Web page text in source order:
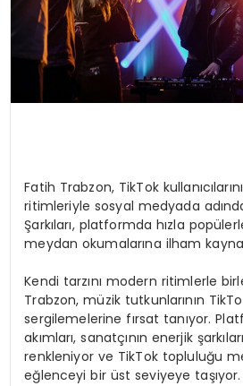
Fatih Trabzon, TikTok
ritimleriyle sosyal medyada
Şarkıları, platformda hızla
meydan okumalarına ilham
Kendi tarzını modern ritimlerle
Trabzon, müzik tutkunlarının
sergilemelerine fırsat tanıyor.
akımları, sanatçının enerjik
renkleniyor ve TikTok topluluğu
eğlenceyi bir üst seviyeye taşıyor.